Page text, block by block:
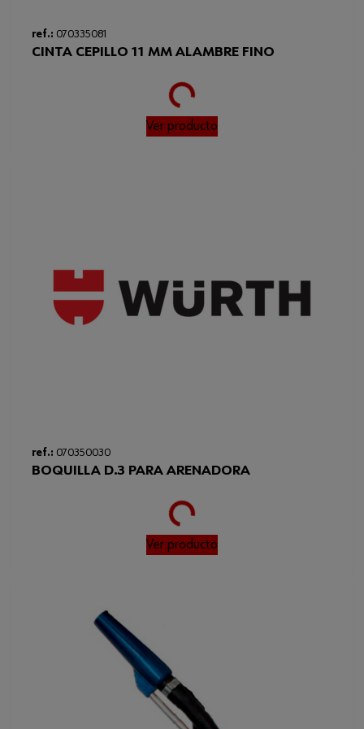
ref.: 070335081
CINTA CEPILLO 11 MM ALAMBRE FINO
Loading...
Ver producto
ref.: 070350030
BOQUILLA D.3 PARA ARENADORA
Loading...
Ver producto